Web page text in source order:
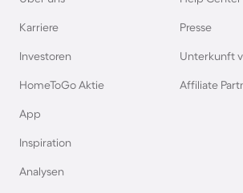
Ferienhäuser mit Pool in Fiss
Ferienhäuser mit Pool in der
Karriere
Investoren
HomeToGo Aktie
App
Inspiration
Analysen
Presse
Unterkunft
Affiliate